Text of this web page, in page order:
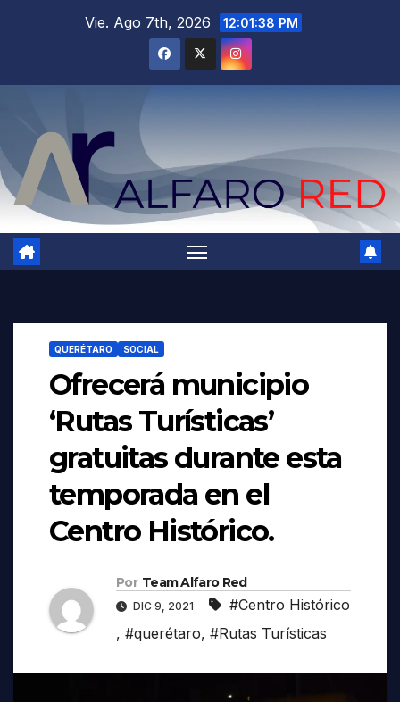
Vie. Ago 7th, 2026 12:01:39 PM
QUERÉTARO SOCIAL
Ofrecerá municipio
‘Rutas Turísticas’
gratuitas durante esta
temporada en el
Centro Histórico.
Por Team Alfaro Red
DIC 9, 2021
#Centro Histórico
, #querétaro, #Rutas Turísticas